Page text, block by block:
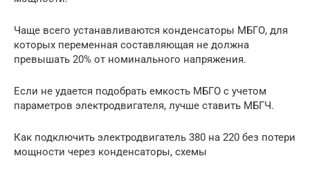
Чаще всего устанавливаются конденсаторы МБГО, для
которых переменная составляющая не должна
превышать 20% от номинального напряжения.
Если не удается подобрать емкость МБГО с учетом
параметров электродвигателя, лучше ставить МБГЧ.
Как подключить электродвигатель 380 на 220 без потери
мощности через конденсаторы, схемы